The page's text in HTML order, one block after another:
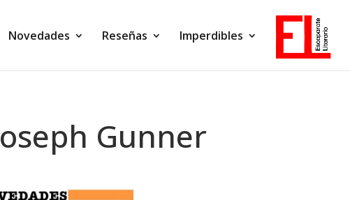
Novedades Reseñas Imperdibles
Gunner